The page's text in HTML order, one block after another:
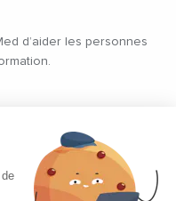
d’aider les personnes
économique et
Méditerranée.